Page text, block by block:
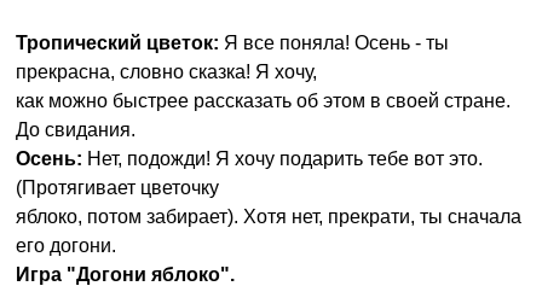
Тропический цветок: Я все поняла! Осень - ты
прекрасна, словно сказка! Я хочу,
как можно быстрее рассказать об этом в своей стране.
До свидания.
Осень: Нет, подожди! Я хочу подарить тебе вот это.
(Протягивает цветочку
яблоко, потом забирает). Хотя нет, прекрати, ты сначала
его догони.
Игра "Догони яблоко".